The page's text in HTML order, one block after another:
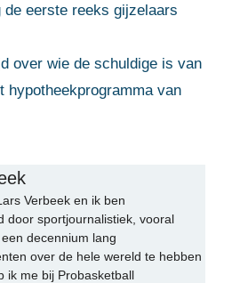
de eerste reeks gijzelaars
over wie de schuldige is van
hypotheekprogramma van
Verbeek en ik ben
door sportjournalistiek, vooral
decennium lang
over de hele wereld te hebben
ik me bij Probasketball